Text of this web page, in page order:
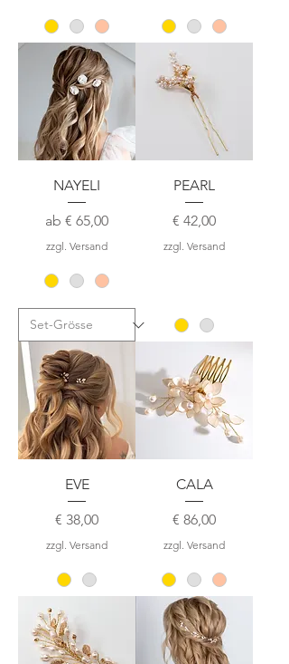
NAYELI
ab € 65,00
Sale-Preis
zzgl. Versand
PEARL
Preis
€ 42,00
zzgl. Versand
EVE
Preis
€ 38,00
zzgl. Versand
CALA
Preis
€ 86,00
zzgl. Versand